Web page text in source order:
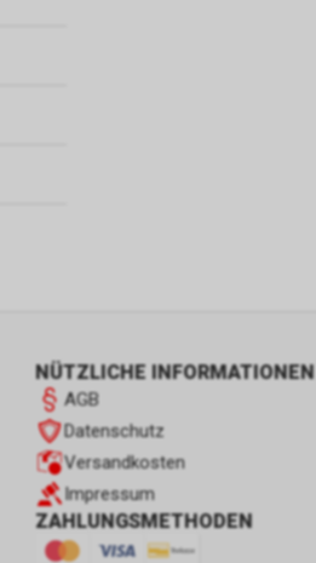
NÜTZLICHE INFORMATIONEN
AGB
Datenschutz
Versandkosten
Impressum
ZAHLUNGSMETHODEN